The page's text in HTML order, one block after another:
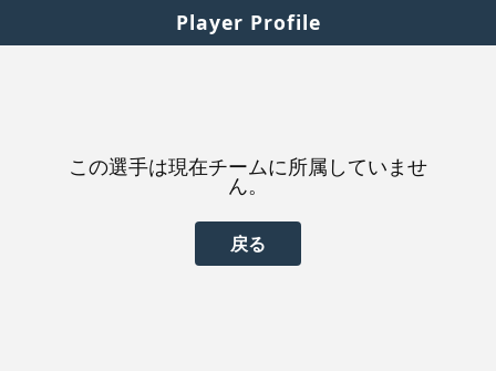
Player Profile
この選手は現在チームに所属していませ
ん。
戻る